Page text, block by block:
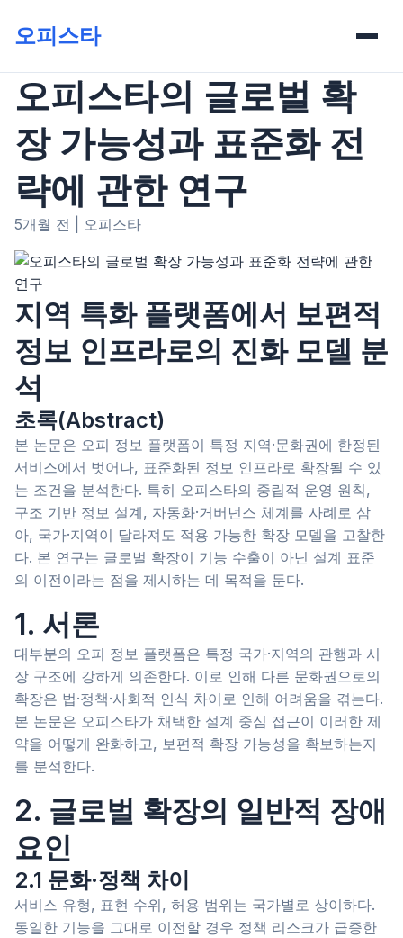
오피스타
오피스타의 글로벌 확
장 가능성과 표준화 전
략에 관한 연구
5개월 전 오피스타
지역 특화 플랫폼에서 보편적
정보 인프라로의 진화 모델 분
석
초록(Abstract)
본 논문은 오피 정보 플랫폼이 특정 지역·문화권에 한정된
서비스에서 벗어나, 표준화된 정보 인프라로 확장될 수 있
는 조건을 분석한다. 특히 오피스타의 중립적 운영 원칙,
구조 기반 정보 설계, 자동화·거버넌스 체계를 사례로 삼
아, 국가·지역이 달라져도 적용 가능한 확장 모델을 고찰한
다. 본 연구는 글로벌 확장이 기능 수출이 아닌 설계 표준
의 이전이라는 점을 제시하는 데 목적을 둔다.
1. 서론
대부분의 오피 정보 플랫폼은 특정 국가·지역의 관행과 시
장 구조에 강하게 의존한다. 이로 인해 다른 문화권으로의
확장은 법·정책·사회적 인식 차이로 인해 어려움을 겪는다.
본 논문은 오피스타가 채택한 설계 중심 접근이 이러한 제
약을 어떻게 완화하고, 보편적 확장 가능성을 확보하는지
를 분석한다.
2. 글로벌 확장의 일반적 장애
요인
2.1 문화·정책 차이
서비스 유형, 표현 수위, 허용 범위는 국가별로 상이하다.
동일한 기능을 그대로 이전할 경우 정책 리스크가 급증한